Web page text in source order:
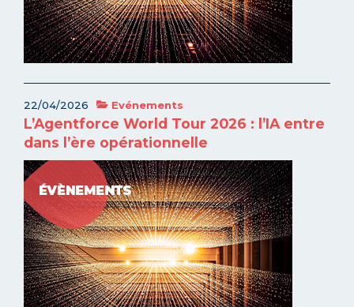
22/04/2026 Evénements
L’Agentforce World Tour 2026 : l’IA entre
dans l’ère opérationnelle